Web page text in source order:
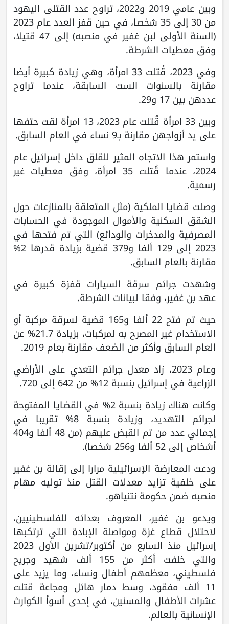
وبين عامي 2019 و2022، تراوح عدد القتلى اليهود
من 30 إلى 35 شخصا، في حين قفز العدد عام 2023
(السنة الأولى لبن غفير في منصبه) إلى 47 قتيلا،
وفق معطيات الشرطة.
وفي 2023، قُتلت 33 امرأة، وهي زيادة كبيرة أيضا
مقارنة بالسنوات الست السابقة، عندما تراوح
عددهن بين 17 و29.
وبين 33 امرأة قُتلت عام 2023، 13 امرأة لقت حتفها
على يد أزواجهن مقارنة بـ9 نساء في العام السابق.
واستمر هذا الاتجاه المثير للقلق داخل إسرائيل عام
2024، عندما قُتلت 35 امرأة، وفق معطيات غير
رسمية.
وصلت قضايا الملكية (مثل المتعلقة بالمنازعات حول
الشقق السكنية والأموال الموجودة في الحسابات
المصرفية والمدخرات والودائع) التي تم فتحها في
2023 إلى 129 ألفا و379 قضية بزيادة قدرها 2%
مقارنة بالعام السابق.
وشهدت جرائم سرقة السيارات قفزة كبيرة في
عهد بن غفير، وفقا لبيانات الشرطة.
حيث تم فتح 22 ألفا و165 قضية لسرقة مركبة أو
الاستخدام غير المصرح به لمركبات، بزيادة 21.7% عن
العام السابق وأكثر من الضعف مقارنة بعام 2019.
وعام 2023، زاد معدل جرائم التعدي على الأراضي
الزراعية في إسرائيل بنسبة 12% من 642 إلى 720.
وكانت هناك زيادة بنسبة 2% في القضايا المفتوحة
لجرائم التهديد، وزيادة بنسبة 8% تقريبا في
إجمالي عدد من تم القبض عليهم (من 48 ألفا و404
أشخاص إلى 52 ألفا و256 شخصا).
ودعت المعارضة الإسرائيلية مرارا إلى إقالة بن غفير
على خلفية تزايد معدلات القتل منذ توليه مهام
منصبه ضمن حكومة نتنياهو.
ويدعو بن غفير، المعروف بعدائه للفلسطينيين،
لاحتلال قطاع غزة ومواصلة الإبادة التي ترتكبها
إسرائيل منذ السابع من أكتوبر/تشرين الأول 2023
والتي خلفت أكثر من 155 ألف شهيد وجريح
فلسطيني، معظمهم أطفال ونساء، وما يزيد على
11 ألف مفقود، وسط دمار هائل ومجاعة قتلت
عشرات الأطفال والمسنين، في إحدى أسوأ الكوارث
الإنسانية بالعالم.